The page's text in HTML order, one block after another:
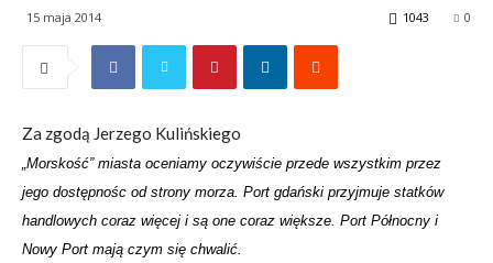
15 maja 2014 0
1043
Za zgodą Jerzego Kulińskiego
„Morskość” miasta oceniamy oczywiście przede wszystkim przez
jego dostępnośc od strony morza. Port gdański przyjmuje statków
handlowych coraz więcej i są one coraz większe. Port Północny i
Nowy Port mają czym się chwalić.